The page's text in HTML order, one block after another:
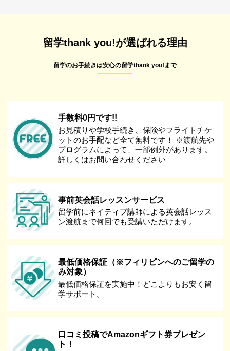
留学thank you!が選ばれる理由
留学のお手続きは安心の留学thank you!まで
手数料0円です!!
お見積りや学校手続き、保険やフライトチケ
ットのお手配など全て無料です！ ※渡航先や
プログラムによって、一部例外があります。
詳しくはお問い合わせください
事前英会話レッスンサービス
留学前にネイティブ講師による英会話レッス
ン渡航まで何回でも受講いただけます。
最低価格保証（※フィリピンへのご留学の
み対象）
最低価格保証を実施中！どこよりもお安く留
学サポート。
口コミ投稿でAmazonギフト券プレゼン
ト！